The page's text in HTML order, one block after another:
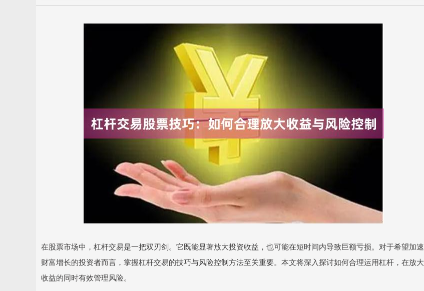
在股票市场中，杠杆交易是一把双刃剑。它既能显著放大投资收益，也可能在短时间内导致巨额亏损。对于希望加速
财富增长的投资者而言，掌握杠杆交易的技巧与风险控制方法至关重要。本文将深入探讨如何合理运用杠杆，在放大
收益的同时有效管理风险。